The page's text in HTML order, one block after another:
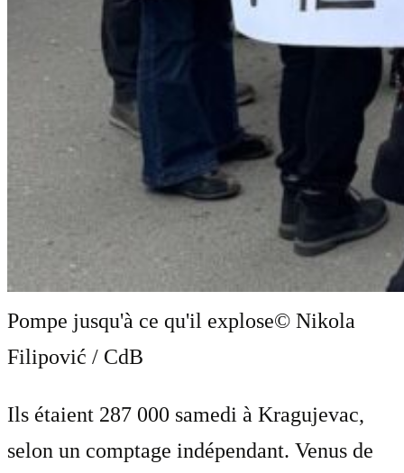
Pompe jusqu'à ce qu'il explose© Nikola
Filipović / CdB
Ils étaient 287 000 samedi à Kragujevac,
selon un comptage indépendant. Venus de